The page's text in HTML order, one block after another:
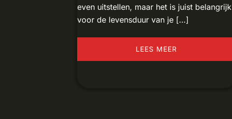
even uitstellen, maar het is juist belangrijk
voor de levensduur van je […]
LEES MEER